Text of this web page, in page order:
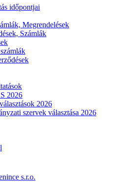
időpontjai
Megrendelések
Számlák
2026
2026
szervek választása 2026
s.r.o.